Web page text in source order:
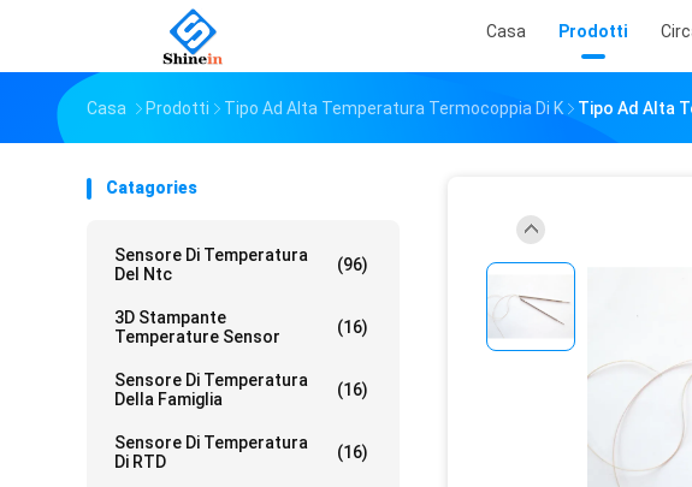
Casa Prodotti
Casa Prodotti Tipo Ad Alta Temperatura Termocoppia Di K Tipo Ad Alta
Catagories
Sensore Di Temperatura
Del Ntc
(96)
3D Stampante
Temperature Sensor
(16)
Sensore Di Temperatura
Della Famiglia
(16)
Sensore Di Temperatura
Di RTD
(16)